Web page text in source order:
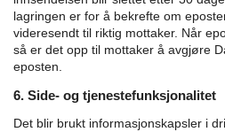
lagringen er for å bekrefte om
videresendt til riktig mottaker. Når
så er det opp til mottaker å avgjøre
eposten.
6. Side- og tjenestefunksjonalitet
Det blir brukt informasjonskapsler i